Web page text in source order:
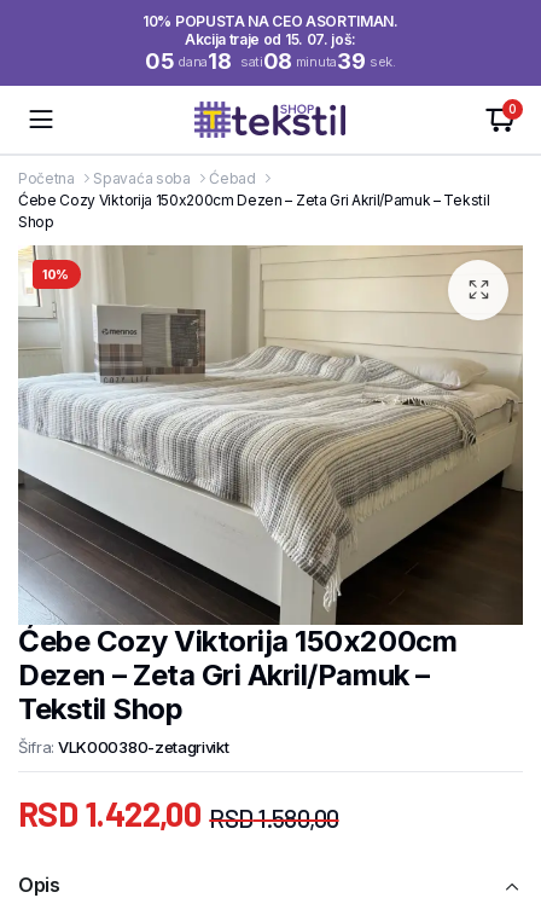
10% POPUSTA NA CEO ASORTIMAN.
Akcija traje od 15. 07. još:
05 dana18 sati08 minuta38 sek.
0
Početna Spavaća soba
Ćebad
Ćebe Cozy Viktorija 150x200cm Dezen – Zeta Gri Akril/Pamuk – Tekstil
Shop
10%
Ćebe Cozy Viktorija 150x200cm
Dezen – Zeta Gri Akril/Pamuk –
Tekstil Shop
Šifra: VLK000380-zetagrivikt
RSD1.580,00
RSD 1.422,00
Opis